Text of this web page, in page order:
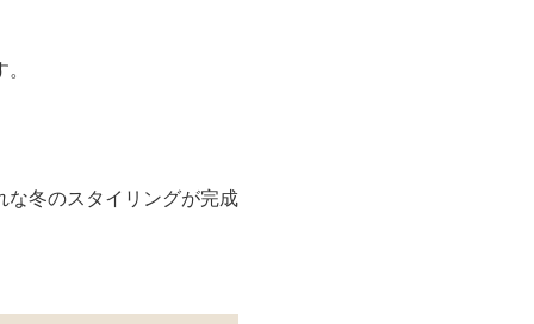
冬のスタイリングが完成